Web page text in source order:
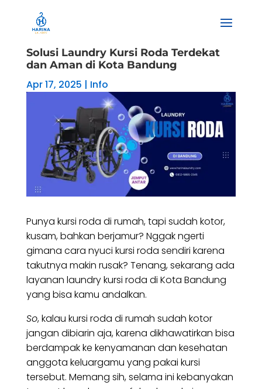
Solusi Laundry Kursi Roda Terdekat
dan Aman di Kota Bandung
Apr 17, 2025 | Info
Punya kursi roda di rumah, tapi sudah kotor,
kusam, bahkan berjamur? Nggak ngerti
gimana cara nyuci kursi roda sendiri karena
takutnya makin rusak? Tenang, sekarang ada
layanan laundry kursi roda di Kota Bandung
yang bisa kamu andalkan.
So, kalau kursi roda di rumah sudah kotor
jangan dibiarin aja, karena dikhawatirkan bisa
berdampak ke kenyamanan dan kesehatan
anggota keluargamu yang pakai kursi
tersebut. Memang sih, selama ini kebanyakan